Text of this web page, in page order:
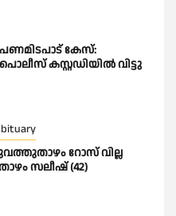
കേസ്:
കസ്റ്റഡിയിൽ വിട്ടു
റോസ് വില്ല
സലീഷ് (42)